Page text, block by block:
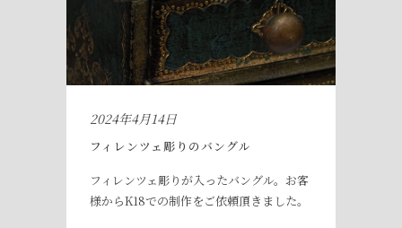
2024年4月14日
フィレンツェ彫りのバングル
フィレンツェ彫りが入ったバングル。お客
様からK18での制作をご依頼頂きました。